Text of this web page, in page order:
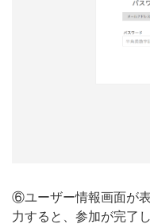
⑥ユーザー情報画面が
力すると、参加が完了し